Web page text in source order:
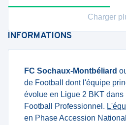
Charger
INFORMATIONS
FC Sochaux-Montbéliard
de Football dont l'équipe
évolue en Ligue 2 BKT
Football Professionnel.
en Phase Accession